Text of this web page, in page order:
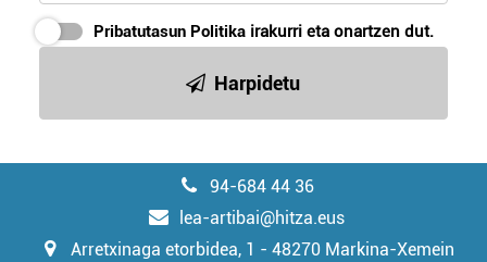
Pribatutasun Politika irakurri eta onartzen dut.
Harpidetu
94-684 44 36
lea-artibai@hitza.eus
Arretxinaga etorbidea, 1 - 48270 Markina-Xemein